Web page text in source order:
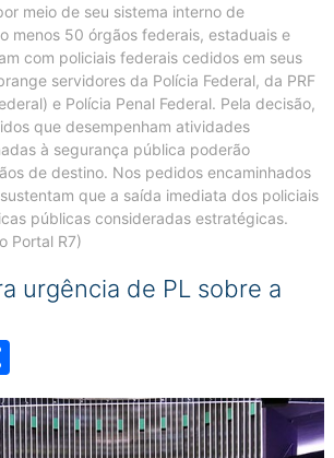
meio de seu sistema interno de
menos 50 órgãos federais, estaduais e
com policiais federais cedidos em seus
servidores da Polícia Federal, da PRF
e Polícia Penal Federal. Pela decisão,
que desempenham atividades
à segurança pública poderão
de destino. Nos pedidos encaminhados
que a saída imediata dos policiais
públicas consideradas estratégicas.
Portal R7)
urgência de PL sobre a
Compartilhar